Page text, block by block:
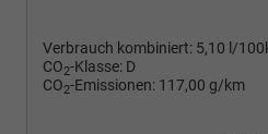
Verbrauch kombiniert: 5,10 l/
CO2-Klasse: D
CO2-Emissionen: 117,00 g/km